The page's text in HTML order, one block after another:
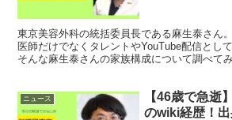
東京美容外科の統括委員長である麻生泰さん
医師だけでなくタレントやYouTube配信とし
そんな麻生泰さんの家族構成について調べて
ニュース
【46歳で急逝
のwiki経歴！